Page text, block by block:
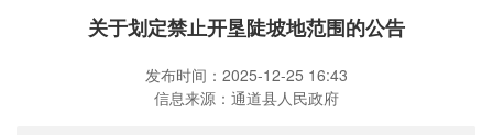
关于划定禁止开垦陡坡地范围的公告
发布时间：2025-12-25 16:43
信息来源：通道县人民政府